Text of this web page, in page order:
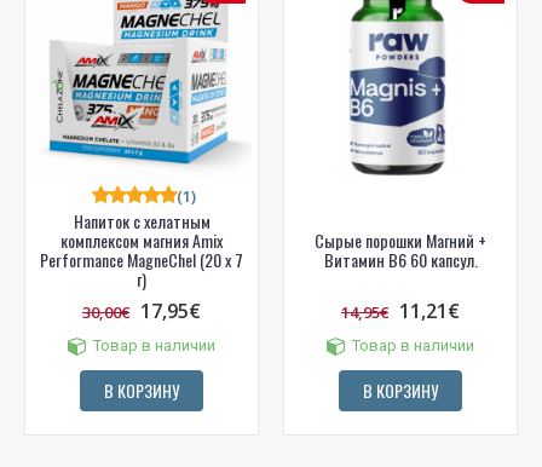
Напиток с хелатным
комплексом магния Amix
Performance MagneChel (20 x 7
г)
(1)
30,00€ 17,95€
Товар в наличии
В КОРЗИНУ
Сырые порошки Магний +
Витамин B6 60 капсул.
14,95€ 11,21€
Товар в наличии
В КОРЗИНУ